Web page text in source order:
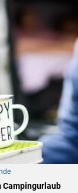
Campingurlaub